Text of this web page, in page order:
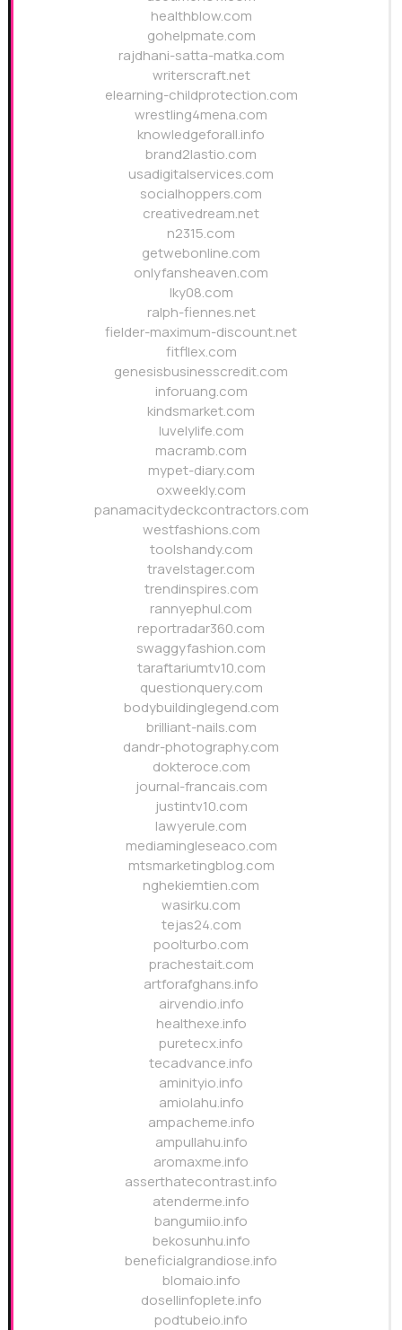
healthblow.com
gohelpmate.com
rajdhani-satta-matka.com
writerscraft.net
elearning-childprotection.com
wrestling4mena.com
knowledgeforall.info
brand2lastio.com
usadigitalservices.com
socialhoppers.com
creativedream.net
n2315.com
getwebonline.com
onlyfansheaven.com
lky08.com
ralph-fiennes.net
fielder-maximum-discount.net
fitfllex.com
genesisbusinesscredit.com
inforuang.com
kindsmarket.com
luvelylife.com
macramb.com
mypet-diary.com
oxweekly.com
panamacitydeckcontractors.com
westfashions.com
toolshandy.com
travelstager.com
trendinspires.com
rannyephul.com
reportradar360.com
swaggyfashion.com
taraftariumtv10.com
questionquery.com
bodybuildinglegend.com
brilliant-nails.com
dandr-photography.com
dokteroce.com
journal-francais.com
justintv10.com
lawyerule.com
mediamingleseaco.com
mtsmarketingblog.com
nghekiemtien.com
wasirku.com
tejas24.com
poolturbo.com
prachestait.com
artforafghans.info
airvendio.info
healthexe.info
puretecx.info
tecadvance.info
aminityio.info
amiolahu.info
ampacheme.info
ampullahu.info
aromaxme.info
asserthatecontrast.info
atenderme.info
bangumiio.info
bekosunhu.info
beneficialgrandiose.info
blomaio.info
dosellinfoplete.info
podtubeio.info